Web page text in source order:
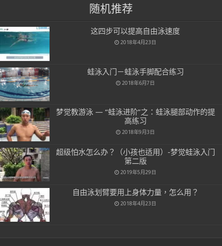
随机推荐
这四步可以提高自由泳速度
2018年4月23日
蛙泳入门－蛙泳手脚配合练习
2018年6月7日
梦觉教游泳 — “蛙泳进阶”之：蛙泳腿部动作的提
高练习
2018年9月3日
超级怕水怎么办？（小孩也适用）-梦觉蛙泳入门
第二版
2019年5月29日
自由泳划臂要用上身体力量，怎么用？
2018年4月23日